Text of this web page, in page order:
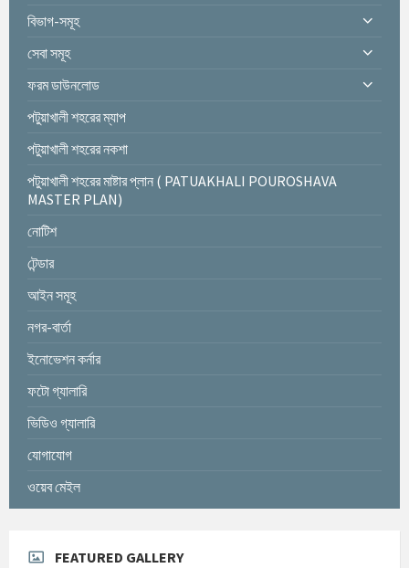
বিভাগ-সমূহ
সেবা সমূহ
ফরম ডাউনলোড
পটুয়াখালী শহরের ম্যাপ
পটুয়াখালী শহরের নকশা
পটুয়াখালী শহরের মাষ্টার প্লান ( PATUAKHALI POUROSHAVA
MASTER PLAN)
নোটিশ
টেন্ডার
আইন সমূহ
নগর-বার্তা
ইনোভেশন কর্নার
ফটো গ্যালারি
ভিডিও গ্যালারি
যোগাযোগ
ওয়েব মেইল
FEATURED GALLERY